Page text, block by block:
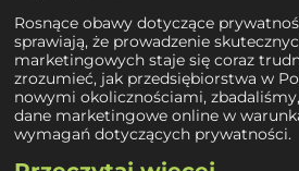
Rosnące obawy dotyczące
sprawiają, że prowadzenie
marketingowych staje się coraz
zrozumieć, jak przedsiębiorstwa w
nowymi okolicznościami,
dane marketingowe online w
wymagań dotyczących prywatności.